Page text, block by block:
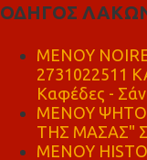
ΟΔΗΓΟΣ
MENOY
2731022511
Καφέδες -
ΜΕΝΟΥ
ΤΗΣ ΜΑΣΑΣ"
ΜΕΝΟΥ